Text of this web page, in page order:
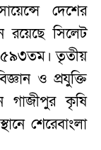
দেশের
রয়েছে সিলেট
৫৯৩তম। তৃতীয়
ও প্রযুক্তি
গাজীপুর কৃষি
শেরেবাংলা